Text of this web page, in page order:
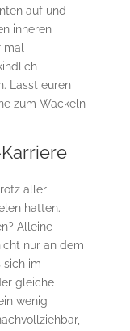
auf und
inneren
mal
Lasst euren
zum Wackeln
aller
hatten.
Alleine
nur an dem
sich im
gleiche
wenig